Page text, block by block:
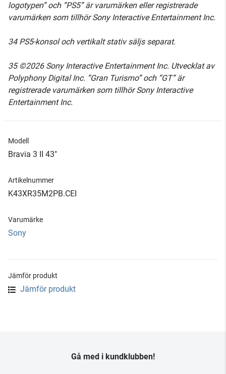
logotypen” och ”PS5” är varumärken eller registrerade
varumärken som tillhör Sony Interactive Entertainment Inc.
34 PS5-konsol och vertikalt stativ säljs separat.
35 ©2026 Sony Interactive Entertainment Inc. Utvecklat av
Polyphony Digital Inc. ”Gran Turismo” och ”GT” är
registrerade varumärken som tillhör Sony Interactive
Entertainment Inc.
Modell
Bravia 3 II 43"
Artikelnummer
K43XR35M2PB.CEI
Varumärke
Sony
Jämför produkt
Jämför produkt
Gå med i kundklubben!